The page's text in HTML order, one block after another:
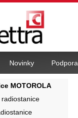
MOTOROLA
Novinky Podpora